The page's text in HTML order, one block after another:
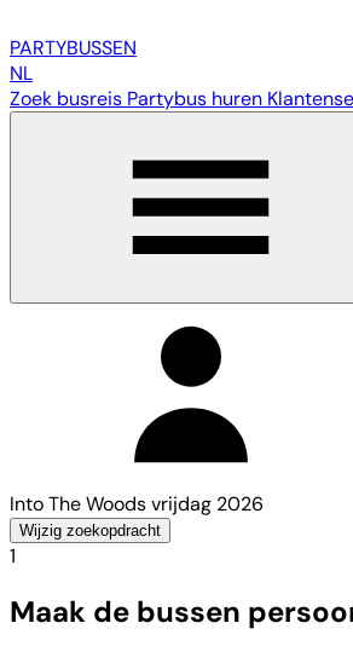
PARTYBUSSEN
NL
Zoek busreis Partybus huren
Into The Woods vrijdag 2026
Wijzig zoekopdracht
1
Maak de bussen